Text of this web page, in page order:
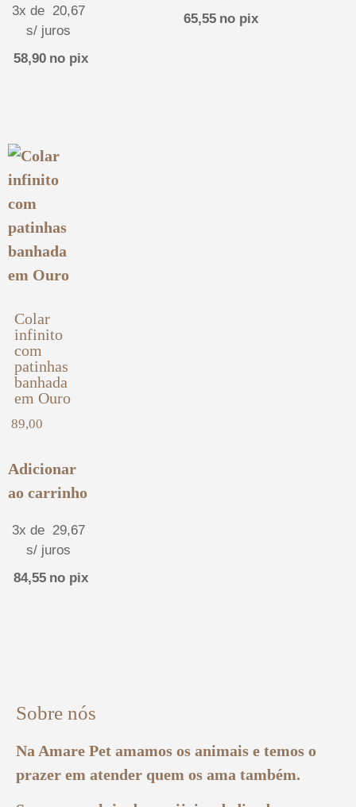
3x de 20,67
s/ juros
58,90 no pix
65,55 no pix
Colar
infinito
com
patinhas
banhada
em Ouro
89,00
Adicionar
ao carrinho
3x de 29,67
s/ juros
84,55 no pix
Sobre nós
Na Amare Pet amamos os animais e temos o
prazer em atender quem os ama também.